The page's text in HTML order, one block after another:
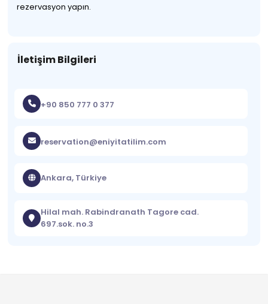
rezervasyon yapın.
İletişim Bilgileri
+90 850 777 0 377
reservation@eniyitatilim.com
Ankara, Türkiye
Hilal mah. Rabindranath Tagore cad.
697.sok. no.3